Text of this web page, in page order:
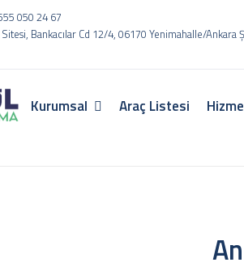
050 24 67
Bankacılar Cd 12/4, 06170 Yenimahalle/
Kurumsal Araç Listesi